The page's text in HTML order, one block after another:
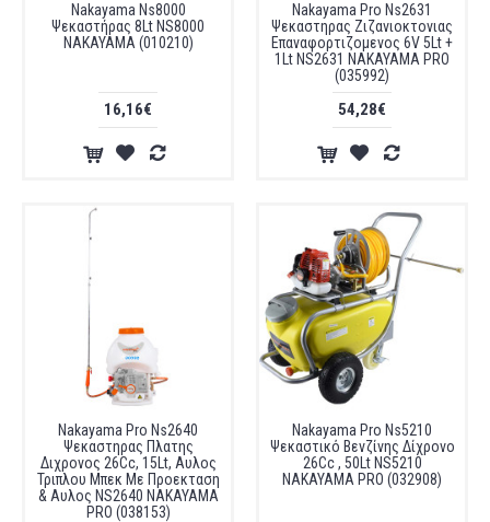
Nakayama Ns8000
Ψεκαστήρας 8Lt NS8000
NAKAYAMA (010210)
16,16€
Nakayama Pro Ns2631
Ψεκαστηρας Ζιζανιοκτονιας
Επαναφορτιζομενος 6V 5Lt +
1Lt NS2631 NAKAYAMA PRO
(035992)
54,28€
Nakayama Pro Ns2640
Ψεκαστηρας Πλατης
Διχρονος 26Cc, 15Lt, Αυλος
Τριπλου Μπεκ Με Προεκταση
& Αυλος NS2640 NAKAYAMA
PRO (038153)
Nakayama Pro Ns5210
Ψεκαστικό Βενζίνης Δίχρονο
26Cc , 50Lt NS5210
NAKAYAMA PRO (032908)